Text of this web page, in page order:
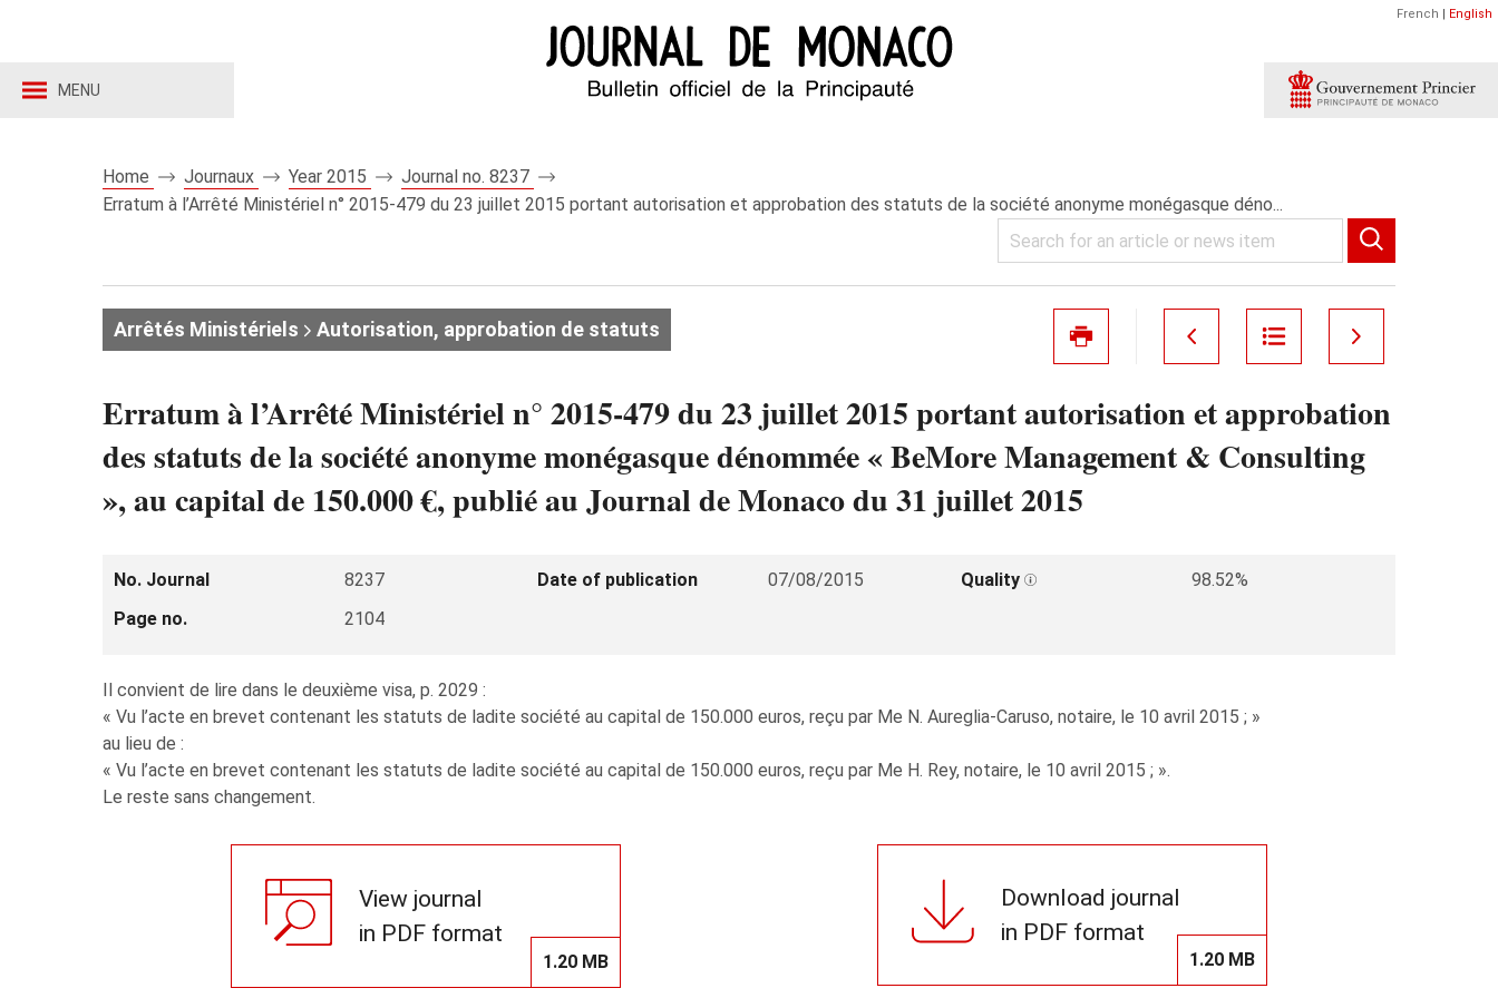
MENU
French | English
Home Journaux Year 2015
Journal no. 8237
Erratum à l’Arrêté Ministériel n° 2015-479 du 23 juillet 2015 portant autorisation et approbation des statuts de la société anonyme monégasque déno...
Arrêtés Ministériels Autorisation, approbation de statuts
Erratum à l’Arrêté Ministériel n° 2015-479 du 23 juillet 2015 portant autorisation et approbation
des statuts de la société anonyme monégasque dénommée « BeMore Management & Consulting
», au capital de 150.000 €, publié au Journal de Monaco du 31 juillet 2015
No. Journal 8237 Date of publication 07/08/2015 Quality
98.52%
Page no.
2104
Il convient de lire dans le deuxième visa, p. 2029 :
« Vu l’acte en brevet contenant les statuts de ladite société au capital de 150.000 euros, reçu par Me N. Aureglia-Caruso, notaire, le 10 avril 2015 ; »
au lieu de :
« Vu l’acte en brevet contenant les statuts de ladite société au capital de 150.000 euros, reçu par Me H. Rey, notaire, le 10 avril 2015 ; ».
Le reste sans changement.
View journal
in PDF format
1.20 MB
Download journal
in PDF format
1.20 MB